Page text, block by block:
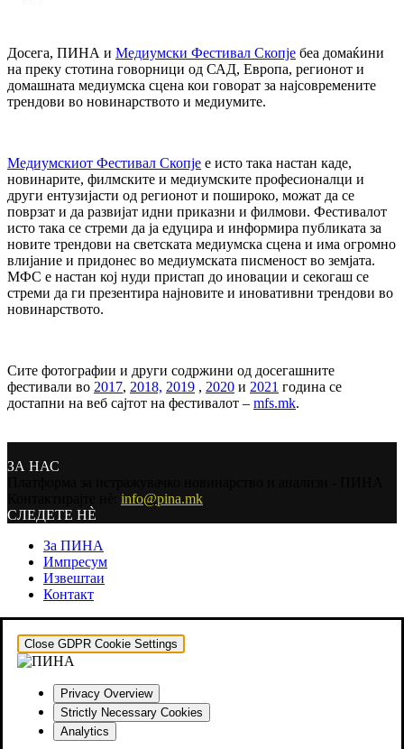
Досега, ПИНА и Медиумски Фестивал Скопје беа домаќини
на преку стотина говорници од САД, Европа, регионот и
домашната медиумска сцена кои говорат за најсовремените
трендови во новинарството и медиумите.
Медиумскиот Фестивал Скопје е исто така настан каде,
новинарите, филмските и медиумските професионалци и
други ентузијасти од регионот и пошироко, можат да се
поврзат и да развијат идни приказни и филмови. Фестивалот
исто така се стреми да ја едуцира и информира публиката за
новите трендови на светската медиумска сцена и има огромно
влијание и придонес во медиумската писменост во земјата.
МФС е настан кој нуди пристап до иновации и секогаш се
стреми да ги презентира најновите и иновативни трендови во
новинарството.
Сите фотографии и други содржини од досегашните
фестивали во 2017, 2018, 2019 , 2020 и 2021 година се
достапни на веб сајтот на фестивалот – mfs.mk.
ЗА НАС
info@pina.mk
СЛЕДЕТЕ НЀ
За ПИНА
Импресум
Извештаи
Контакт
Close GDPR Cookie Settings
Privacy Overview
Strictly Necessary Cookies
Analytics